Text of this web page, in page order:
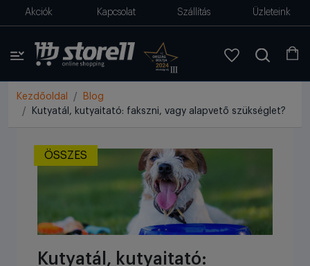
Akciók Kapcsolat Szállítás Üzleteink
Kezdőoldal
Blog
Kutyatál, kutyaitató: fakszni, vagy alapvető szükséglet?
ÖSSZES
Kutyatál, kutyaitató: